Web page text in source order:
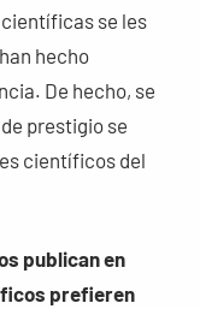
se les
hecho
De hecho, se
prestigio se
científicos del
publican en
prefieren